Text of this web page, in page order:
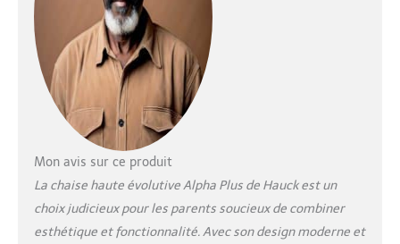
Confort ajustable : Grâce
au coussin chaise haute
bebe rembourré et et à
ses multiples options de
réglage, la chaise haute
hauck offre un grand
profondeur Sécurité
certifiée : Chaise haute
transat conforme à la
norme EN 14988-1+2 et
Mon avis sur ce produit
La chaise haute évolutive Alpha Plus de Hauck est un
choix judicieux pour les parents soucieux de combiner
esthétique et fonctionnalité. Avec son design moderne et